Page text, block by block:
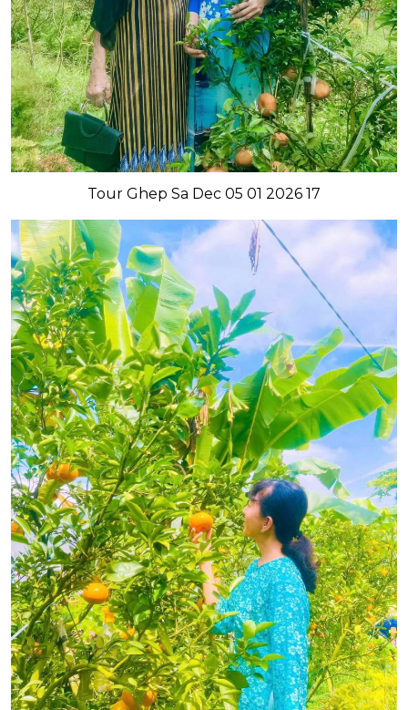
Tour Ghep Sa Dec 05 01 2026 17